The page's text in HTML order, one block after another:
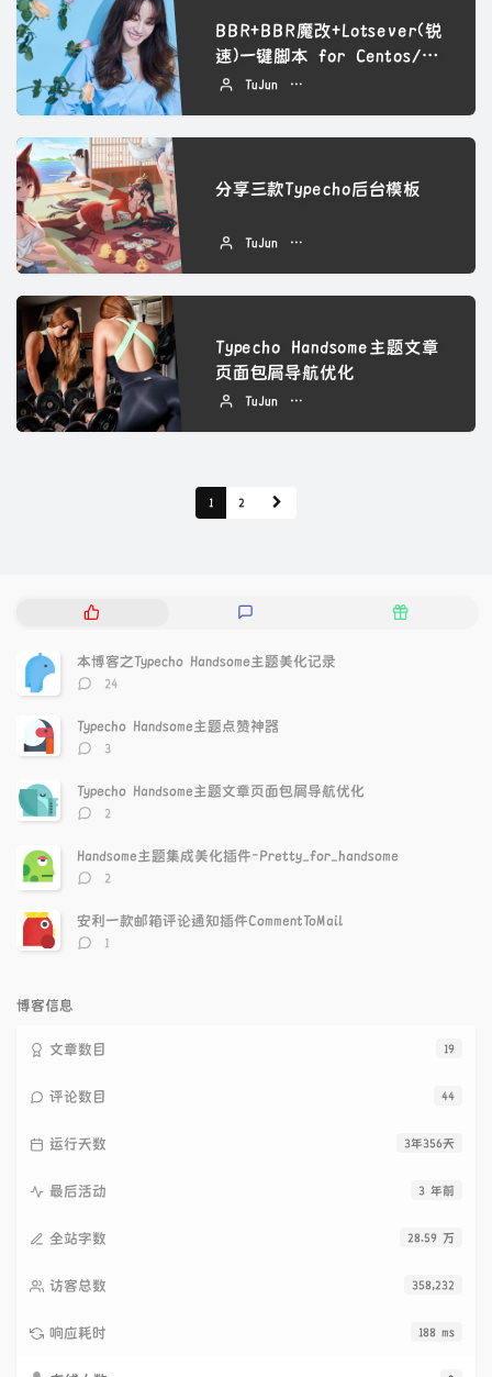
BBR+BBR魔改+Lotsever(锐
速)一键脚本 for Centos/D
ebian/Ubuntu
TuJun
分享三款Typecho后台模板
TuJun
Typecho Handsome主题文章
页面包屑导航优化
TuJun
1 2
热
文
章
评
随
本博客之Typecho Handsome主题美化记录
评
数：
24
Typecho Handsome主题点赞神器
评
数：
3
Typecho Handsome主题文章页面包屑导航优化
评
数：
2
Handsome主题集成美化插件-Pretty_for_handsome
评
数：
2
安利一款邮箱评论通知插件CommentToMail
评1
博客信息
19
文章数目
44
评论数目
3年356天
运行天数
3 年前
最后活动
28.59 万
全站字数
358,232
访客总数
188 ms
响应耗时